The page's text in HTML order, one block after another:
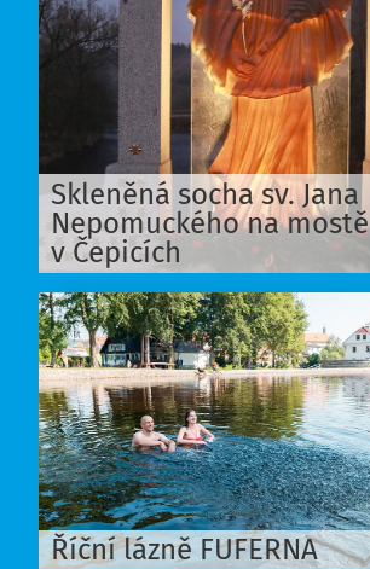
Skleněná socha sv. Jana
Nepomuckého na mostě
v Čepicích
Říční lázně FUFERNA